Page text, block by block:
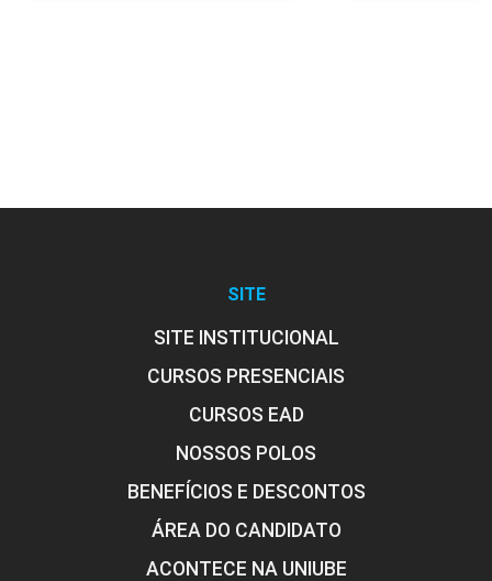
SITE
SITE INSTITUCIONAL
CURSOS PRESENCIAIS
CURSOS EAD
NOSSOS POLOS
BENEFÍCIOS E DESCONTOS
ÁREA DO CANDIDATO
ACONTECE NA UNIUBE